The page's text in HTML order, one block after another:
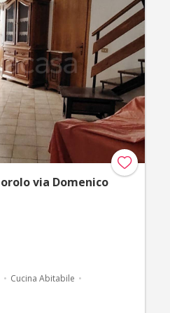
via Domenico
Cucina Abitabile